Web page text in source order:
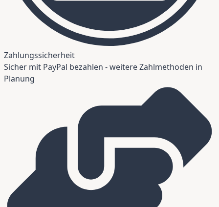
Zahlungssicherheit
Sicher mit PayPal bezahlen - weitere Zahlmethoden in
Planung